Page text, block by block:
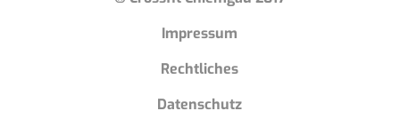
Impressum
Rechtliches
Datenschutz